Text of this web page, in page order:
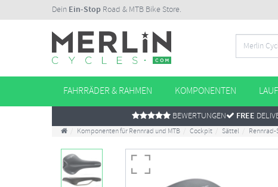
Dein Ein-Stop Road & MTB Bike Store.
FAHRRÄDER & RAHMEN KOMPONENTEN
BEWERTUNGEN FREE
Komponenten für Rennrad und MTB Cockpit Sättel